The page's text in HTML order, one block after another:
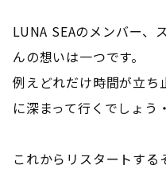
LUNA SEAのメンバー、
んの想いは一つです。
例えどれだけ時間が立ち
に深まって行くでしょう
これからリスタートする